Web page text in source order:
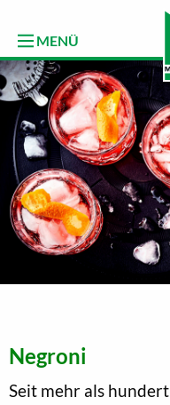
MENÜ
Negroni
Seit mehr als